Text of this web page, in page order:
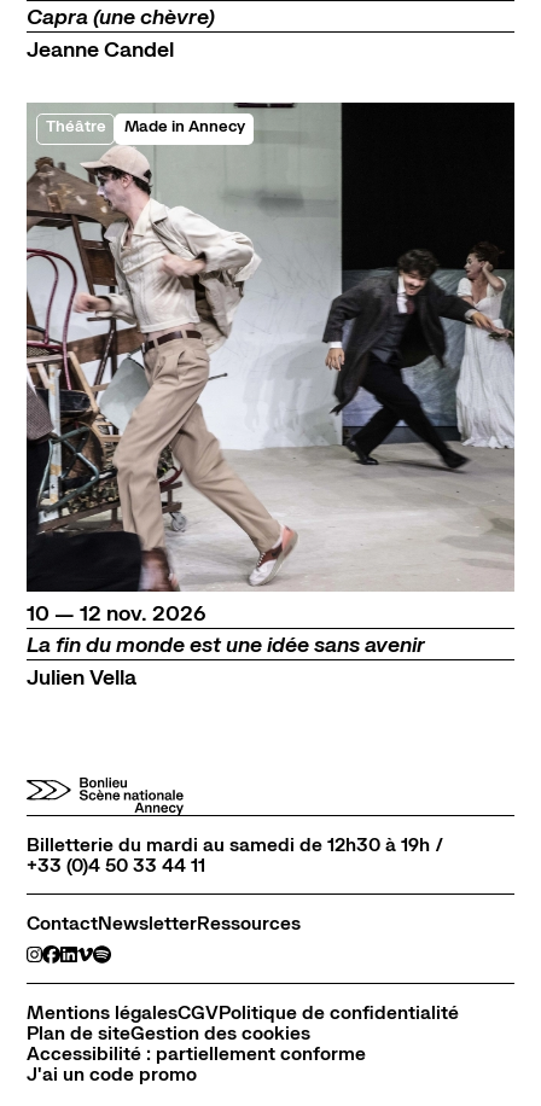
Capra (une chèvre)
Jeanne Candel
Théâtre Made in Annecy
du
10 — au
12 novembre
nov. 2026
La fin du monde est une idée sans avenir
Julien Vella
Billetterie du mardi au samedi de 12h30 à 19h /
+33 (0)4 50 33 44 11
ContactNewsletterRessources
Mentions légalesCGVPolitique de confidentialité
Plan de siteGestion des cookies
Accessibilité : partiellement conforme
J'ai un code promo